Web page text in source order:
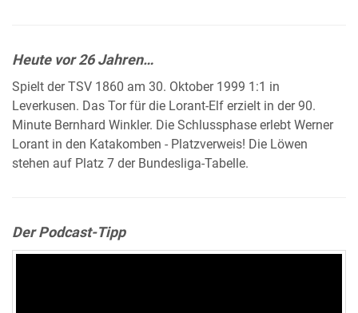
Heute vor 26 Jahren…
Spielt der TSV 1860 am 30. Oktober 1999 1:1 in
Leverkusen. Das Tor für die Lorant-Elf erzielt in der 90.
Minute Bernhard Winkler. Die Schlussphase erlebt Werner
Lorant in den Katakomben - Platzverweis! Die Löwen
stehen auf Platz 7 der Bundesliga-Tabelle.
Der Podcast-Tipp